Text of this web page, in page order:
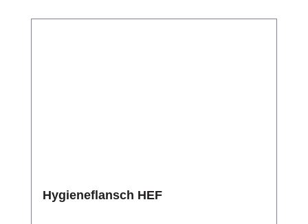
Hygieneflansch HEF